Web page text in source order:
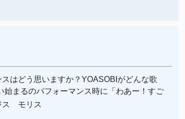
はどう思いますか？YOASOBIがどんな歌
まるのパフォーマンス時に「わあー！すご
モリス